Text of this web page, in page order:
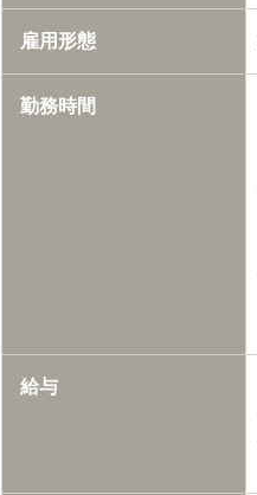
雇用形態
勤務時間
給与